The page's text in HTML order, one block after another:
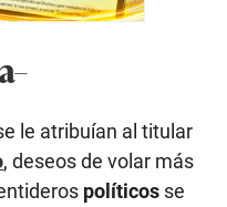
le atribuían al titular
, deseos de volar más
políticos se